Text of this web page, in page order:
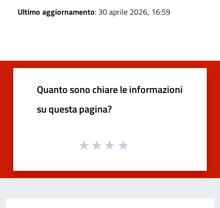
Ultimo aggiornamento: 30 aprile 2026, 16:59
Quanto sono chiare le informazioni
su questa pagina?